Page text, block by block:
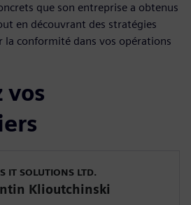
que son entreprise a obtenus
en découvrant des stratégies
conformité dans vos opérations
vos
IT SOLUTIONS LTD.
Klioutchinski